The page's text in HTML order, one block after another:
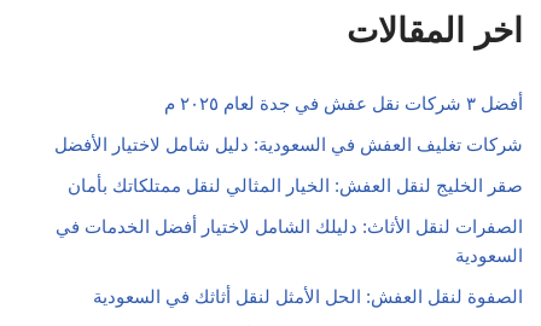
اخر المقالات
أفضل ٣ شركات نقل عفش في جدة لعام ٢٠٢٥ م
شركات تغليف العفش في السعودية: دليل شامل لاختيار الأفضل
صقر الخليج لنقل العفش: الخيار المثالي لنقل ممتلكاتك بأمان
الصفرات لنقل الأثاث: دليلك الشامل لاختيار أفضل الخدمات في
السعودية
الصفوة لنقل العفش: الحل الأمثل لنقل أثاثك في السعودية